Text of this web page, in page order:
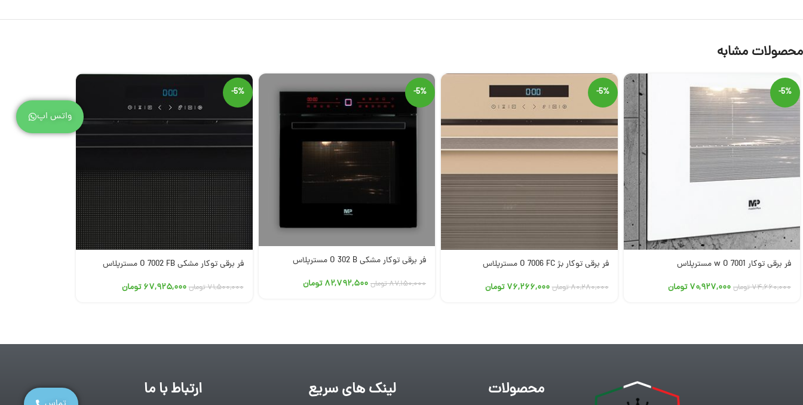
محصولات مشابه
-5%
فر برقی توکار w O 7001 مسترپلاس
۷۴,۶۶۰,۰۰۰تومان ۷۰,۹۲۷,۰۰۰ تومان
-5%
فر برقی توکار بژ O 7006 FC مسترپلاس
۸۰,۲۸۰,۰۰۰تومان ۷۶,۲۶۶,۰۰۰ تومان
-5%
فر برقی توکار مشکی O 302 B مسترپلاس
۸۷,۱۵۰,۰۰۰تومان ۸۲,۷۹۲,۵۰۰ تومان
-5%
فر برقی توکار مشکی O 7002 FB مسترپلاس
۷۱,۵۰۰,۰۰۰تومان ۶۷,۹۲۵,۰۰۰ تومان
محصولات لینک های سریع ارتباط با ما
واتس اپ